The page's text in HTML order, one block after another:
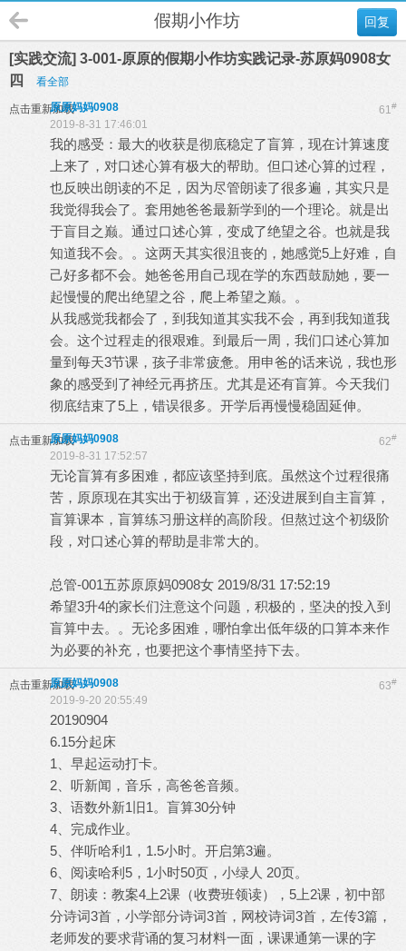
回复
假期小作坊
[实践交流] 3-001-原原的假期小作坊实践记录-苏原妈0908女
四
看全部
点击重新加载 61#
原原妈妈0908
2019-8-31 17:46:01
我的感受：最大的收获是彻底稳定了盲算，现在计算速度
上来了，对口述心算有极大的帮助。但口述心算的过程，
也反映出朗读的不足，因为尽管朗读了很多遍，其实只是
我觉得我会了。套用她爸爸最新学到的一个理论。就是出
于盲目之巅。通过口述心算，变成了绝望之谷。也就是我
知道我不会。。这两天其实很沮丧的，她感觉5上好难，自
己好多都不会。她爸爸用自己现在学的东西鼓励她，要一
起慢慢的爬出绝望之谷，爬上希望之巅。。
从我感觉我都会了，到我知道其实我不会，再到我知道我
会。这个过程走的很艰难。到最后一周，我们口述心算加
量到每天3节课，孩子非常疲惫。用申爸的话来说，我也形
象的感受到了神经元再挤压。尤其是还有盲算。今天我们
彻底结束了5上，错误很多。开学后再慢慢稳固延伸。
点击重新加载 62#
原原妈妈0908
2019-8-31 17:52:57
无论盲算有多困难，都应该坚持到底。虽然这个过程很痛
苦，原原现在其实出于初级盲算，还没进展到自主盲算，
盲算课本，盲算练习册这样的高阶段。但熬过这个初级阶
段，对口述心算的帮助是非常大的。
总管-001五苏原原妈0908女 2019/8/31 17:52:19
希望3升4的家长们注意这个问题，积极的，坚决的投入到
盲算中去。。无论多困难，哪怕拿出低年级的口算本来作
为必要的补充，也要把这个事情坚持下去。
点击重新加载 63#
原原妈妈0908
2019-9-20 20:55:49
20190904
6.15分起床
1、早起运动打卡。
2、听新闻，音乐，高爸爸音频。
3、语数外新1旧1。盲算30分钟
4、完成作业。
5、伴听哈利1，1.5小时。开启第3遍。
6、阅读哈利5，1小时50页，小绿人 20页。
7、朗读：教案4上2课（收费班领读），5上2课，初中部
分诗词3首，小学部分诗词3首，网校诗词3首，左传3篇，
老师发的要求背诵的复习材料一面，课课通第一课的字